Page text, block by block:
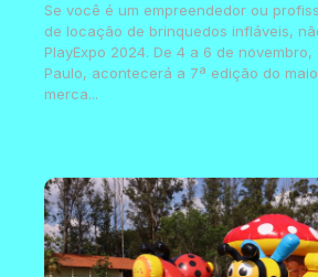
Se você é um empreendedor ou
de locação de brinquedos infláveis,
PlayExpo 2024. De 4 a 6 de novembro,
Paulo, acontecerá a 7ª edição do
merca...